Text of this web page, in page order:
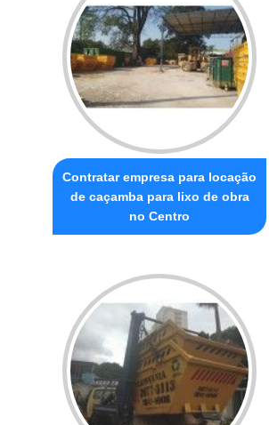
Contratar empresa para locação
de caçamba para lixo de obra
no Centro